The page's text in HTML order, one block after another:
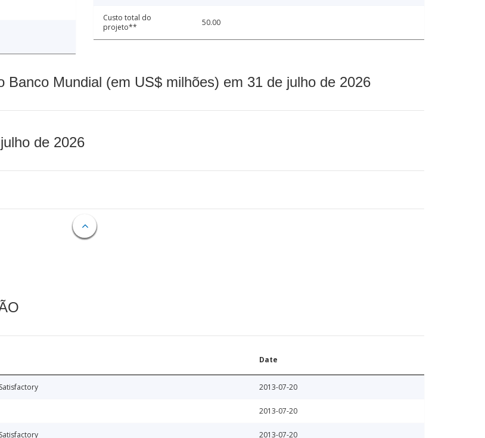
Custo total do
projeto**
50.00
Banco Mundial (em US$ milhões) em 31 de julho de 2026
de 2026
Date
2013-07-20
2013-07-20
2013-07-20